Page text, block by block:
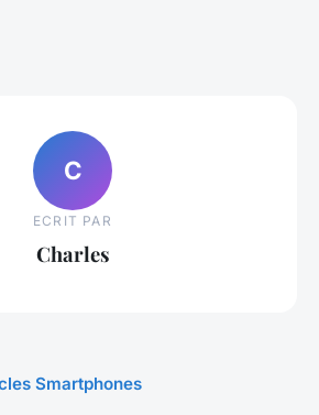
C
ECRIT PAR
Charles
Smartphones